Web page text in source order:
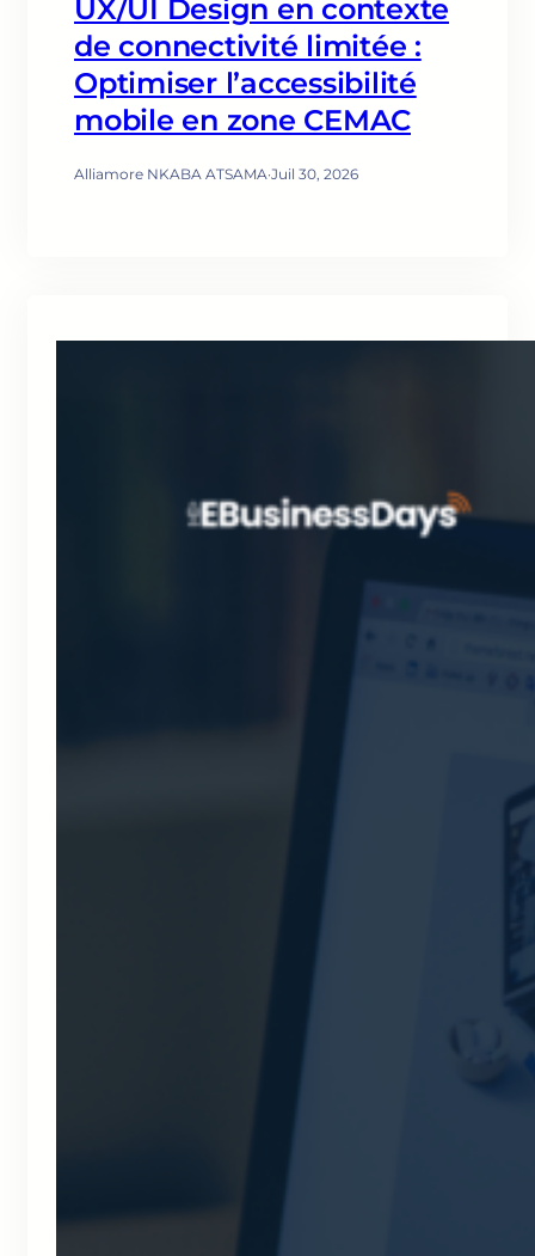
UX/UI Design en contexte
de connectivité limitée :
Optimiser l’accessibilité
mobile en zone CEMAC
Alliamore NKABA ATSAMA·Juil 30, 2026